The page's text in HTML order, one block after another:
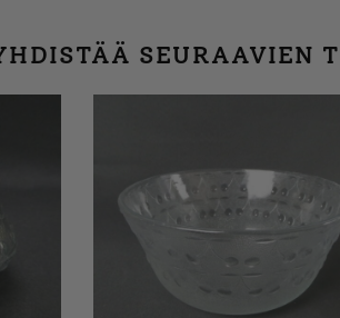
SEURAAVIEN